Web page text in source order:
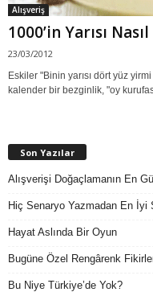
Alışveriş
1000’in Yarısı
23/03/2012
Eskiler "Binin yarısı dört yüz
kalender bir bezginlik, "oy
Son Yazılar
Alışverişi Doğaçlamanın En
Hiç Senaryo Yazmadan En İyi
Hayat Aslında Bir Oyun
Bugüne Özel Rengârenk
Bu Niye Türkiye’de Yok?